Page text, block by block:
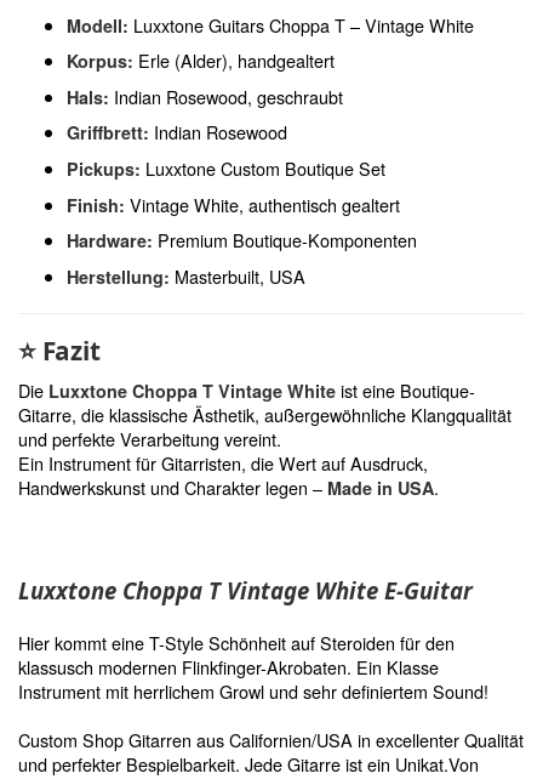
Modell: Luxxtone Guitars Choppa T – Vintage White
Korpus: Erle (Alder), handgealtert
Hals: Indian Rosewood, geschraubt
Griffbrett: Indian Rosewood
Pickups: Luxxtone Custom Boutique Set
Finish: Vintage White, authentisch gealtert
Hardware: Premium Boutique-Komponenten
Herstellung: Masterbuilt, USA
⭐ Fazit
Die Luxxtone Choppa T Vintage White ist eine Boutique-
Gitarre, die klassische Ästhetik, außergewöhnliche Klangqualität
und perfekte Verarbeitung vereint.
Ein Instrument für Gitarristen, die Wert auf Ausdruck,
Handwerkskunst und Charakter legen – Made in USA.
Luxxtone Choppa T Vintage White E-Guitar
Hier kommt eine T-Style Schönheit auf Steroiden für den
klassusch modernen Flinkfinger-Akrobaten. Ein Klasse
Instrument mit herrlichem Growl und sehr definiertem Sound!
Custom Shop Gitarren aus Californien/USA in excellenter Qualität
und perfekter Bespielbarkeit. Jede Gitarre ist ein Unikat.Von